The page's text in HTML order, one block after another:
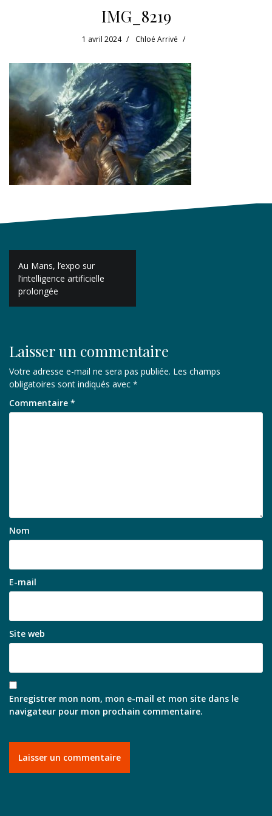
IMG_8219
1 avril 2024 Chloé Arrivé
Navigation
de
l’article
Au Mans, l’expo sur
l’intelligence artificielle
prolongée
Laisser un commentaire
Votre adresse e-mail ne sera pas publiée. Les champs
obligatoires sont indiqués avec *
Commentaire *
Nom
E-mail
Site web
Enregistrer mon nom, mon e-mail et mon site dans le
navigateur pour mon prochain commentaire.